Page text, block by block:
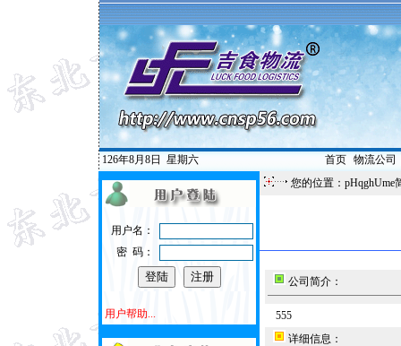
126年8月8日 星期六 首页| 物流公司
用户名：
密 码：
用户帮助...
您的位置：pHqghUme
公司简介：
555
详细信息：